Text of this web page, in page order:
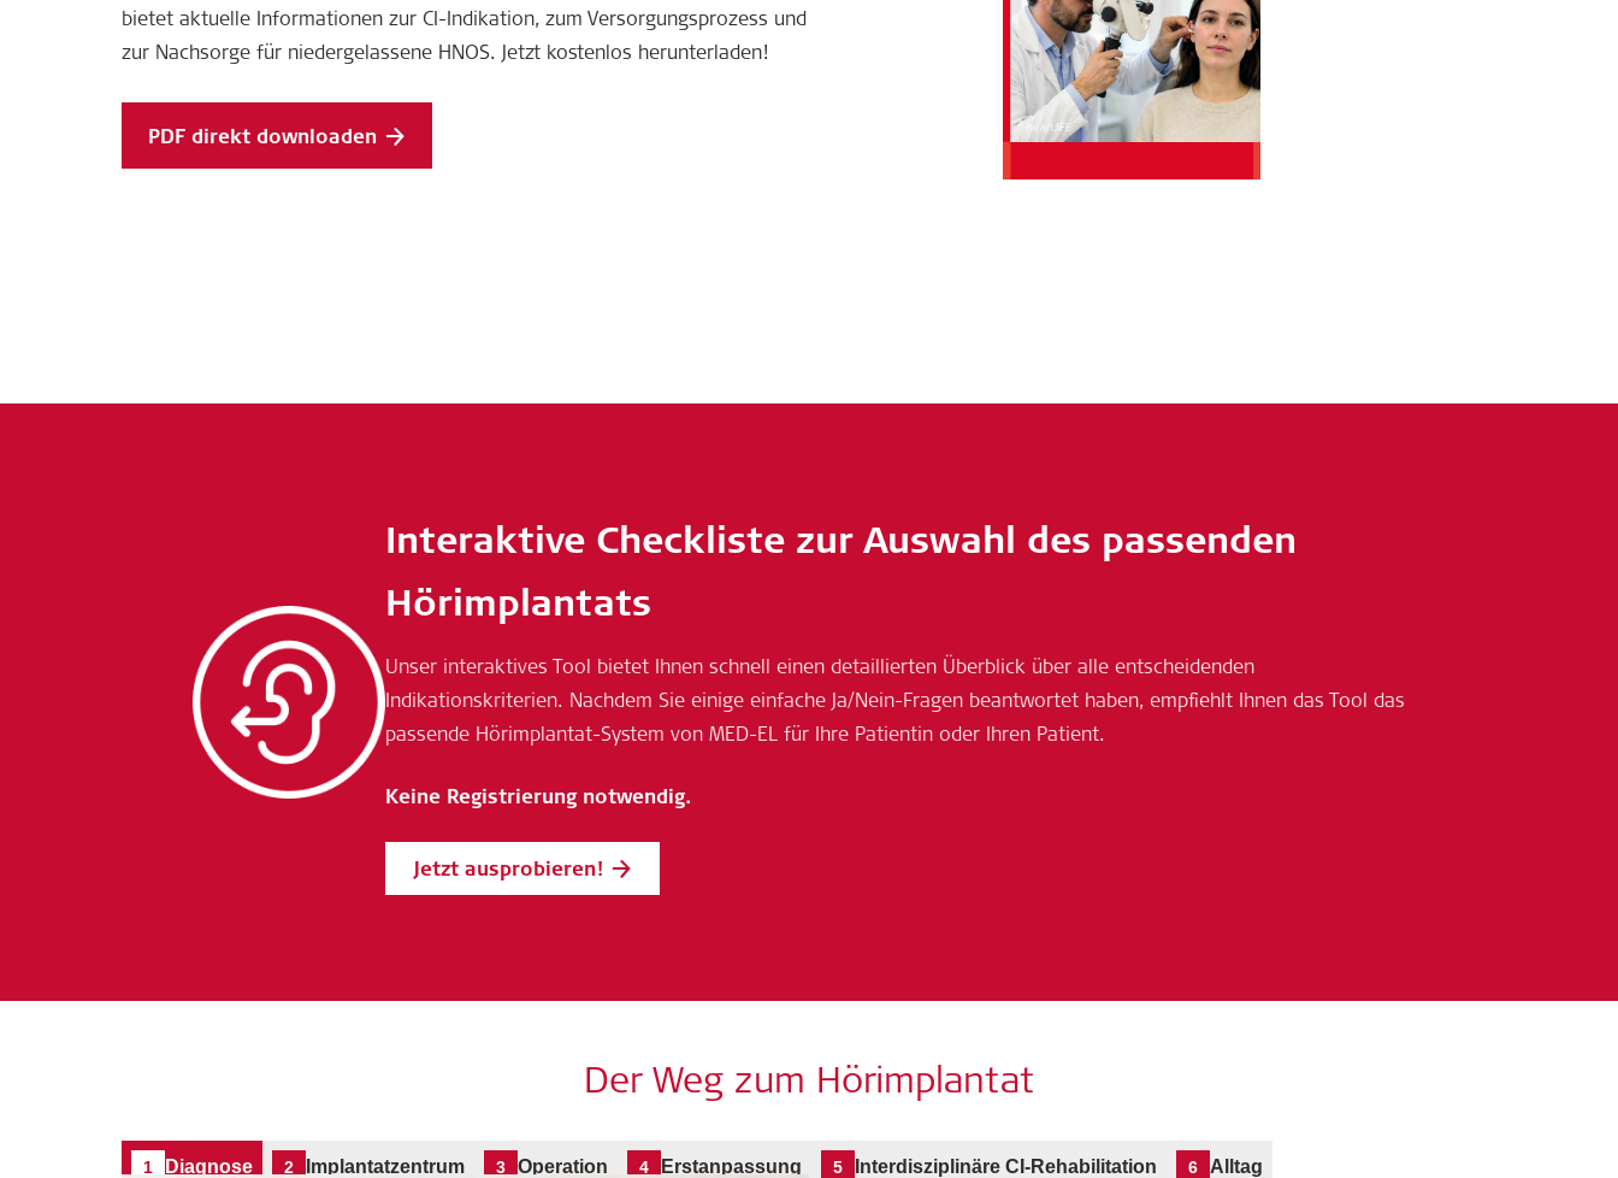
bietet aktuelle Informationen zur CI-Indikation, zum Versorgungsprozess und
zur Nachsorge für niedergelassene HNOS. Jetzt kostenlos herunterladen!
PDF direkt downloaden
Interaktive Checkliste zur Auswahl des passenden
Hörimplantats
Unser interaktives Tool bietet Ihnen schnell einen detaillierten Überblick über alle entscheidenden
Indikationskriterien. Nachdem Sie einige einfache Ja/Nein-Fragen beantwortet haben, empfiehlt Ihnen das Tool das
passende Hörimplantat-System von MED-EL für Ihre Patientin oder Ihren Patient.
Keine Registrierung notwendig.
Jetzt ausprobieren!
Der Weg zum Hörimplantat
1 Diagnose 2 Implantatzentrum 3 Operation 4 Erstanpassung 5 Interdisziplinäre CI-Rehabilitation 6 Alltag